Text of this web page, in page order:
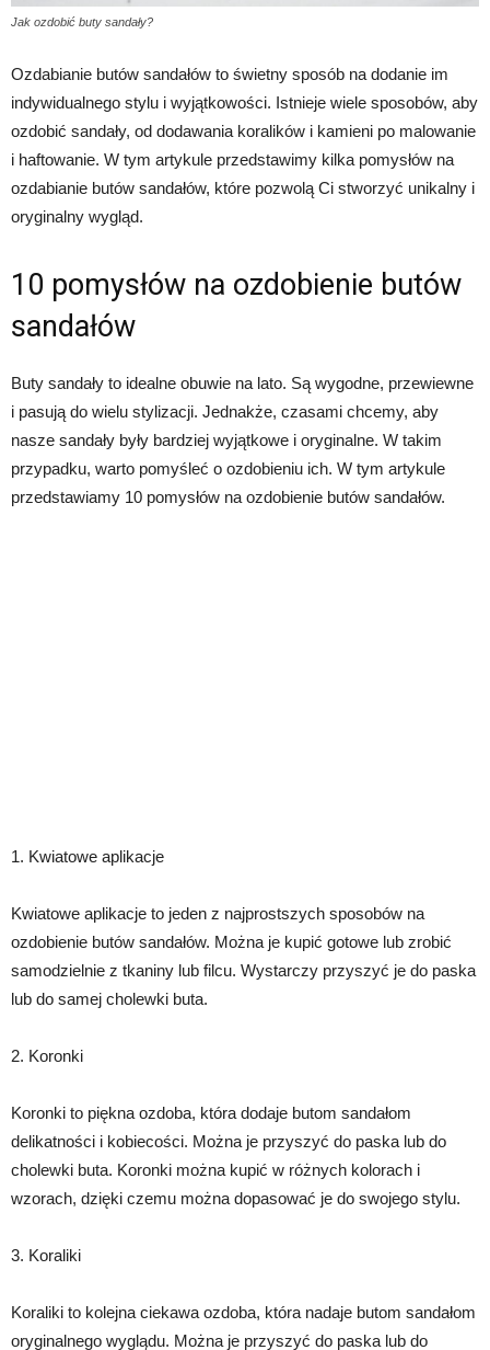
Jak ozdobić buty sandały?
Ozdabianie butów sandałów to świetny sposób na dodanie im
indywidualnego stylu i wyjątkowości. Istnieje wiele sposobów, aby
ozdobić sandały, od dodawania koralików i kamieni po malowanie
i haftowanie. W tym artykule przedstawimy kilka pomysłów na
ozdabianie butów sandałów, które pozwolą Ci stworzyć unikalny i
oryginalny wygląd.
10 pomysłów na ozdobienie butów
sandałów
Buty sandały to idealne obuwie na lato. Są wygodne, przewiewne
i pasują do wielu stylizacji. Jednakże, czasami chcemy, aby
nasze sandały były bardziej wyjątkowe i oryginalne. W takim
przypadku, warto pomyśleć o ozdobieniu ich. W tym artykule
przedstawiamy 10 pomysłów na ozdobienie butów sandałów.
1. Kwiatowe aplikacje
Kwiatowe aplikacje to jeden z najprostszych sposobów na
ozdobienie butów sandałów. Można je kupić gotowe lub zrobić
samodzielnie z tkaniny lub filcu. Wystarczy przyszyć je do paska
lub do samej cholewki buta.
2. Koronki
Koronki to piękna ozdoba, która dodaje butom sandałom
delikatności i kobiecości. Można je przyszyć do paska lub do
cholewki buta. Koronki można kupić w różnych kolorach i
wzorach, dzięki czemu można dopasować je do swojego stylu.
3. Koraliki
Koraliki to kolejna ciekawa ozdoba, która nadaje butom sandałom
oryginalnego wyglądu. Można je przyszyć do paska lub do